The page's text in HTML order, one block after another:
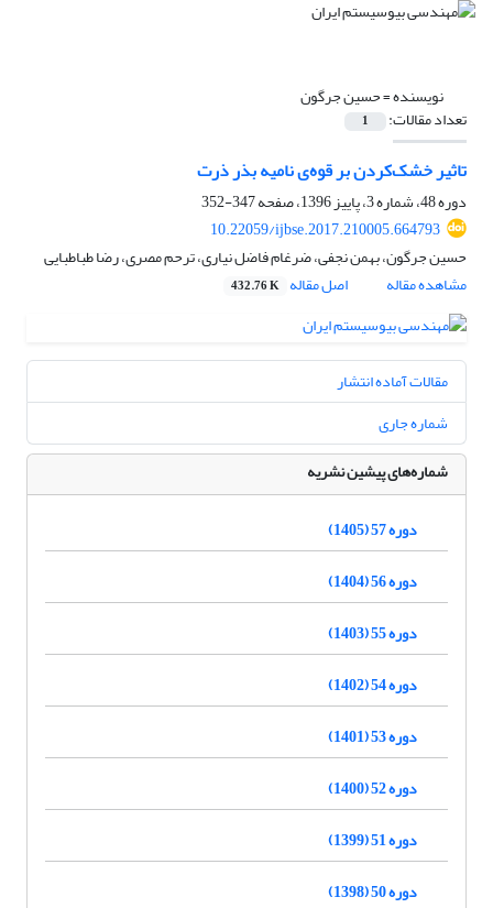
نویسنده =حسین جرگون
تعداد مقالات: 1
تاثیر خشک‌کردن بر قوه‌ی نامیه بذر ذرت
دوره 48، شماره 3، پاییز 1396، صفحه
347-352
10.22059/ijbse.2017.210005.664793
حسین جرگون، بهمن نجفی، ضرغام فاضل نیاری، ترحم مصری، رضا طباطبایی
مشاهده مقاله
اصل مقاله 432.76 K
مقالات آماده انتشار
شماره جاری
شماره‌های پیشین نشریه
دوره 57 (1405)
دوره 56 (1404)
دوره 55 (1403)
دوره 54 (1402)
دوره 53 (1401)
دوره 52 (1400)
دوره 51 (1399)
دوره 50 (1398)